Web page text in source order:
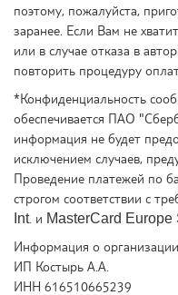
поэтому, пожалуйста,
заранее. Если Вам не
или в случае отказа в
повторить процедуру
*Конфиденциальность
обеспечивается ПАО
информация не будет
исключением случаев,
Проведение платежей по
строгом соответствии с
Int. и MasterCard Europe
Информация о
ИП Костырь А.А.
ИНН 616510665239